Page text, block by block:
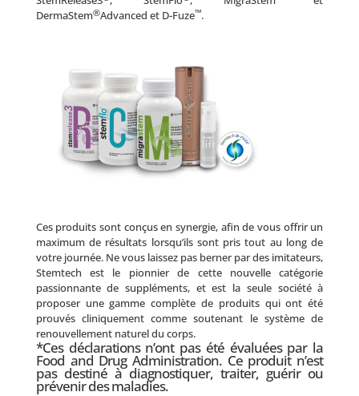
DermaStem®Advanced et D-Fuze™.
Ces produits sont conçus en synergie, afin de vous offrir un
maximum de résultats lorsqu’ils sont pris tout au long de
votre journée. Ne vous laissez pas berner par des imitateurs,
Stemtech est le pionnier de cette nouvelle catégorie
passionnante de suppléments, et est la seule société à
proposer une gamme complète de produits qui ont été
prouvés cliniquement comme soutenant le système de
renouvellement naturel du corps.
*Ces déclarations n’ont pas été évaluées par la
Food and Drug Administration. Ce produit n’est
pas destiné à diagnostiquer, traiter, guérir ou
prévenir des maladies.